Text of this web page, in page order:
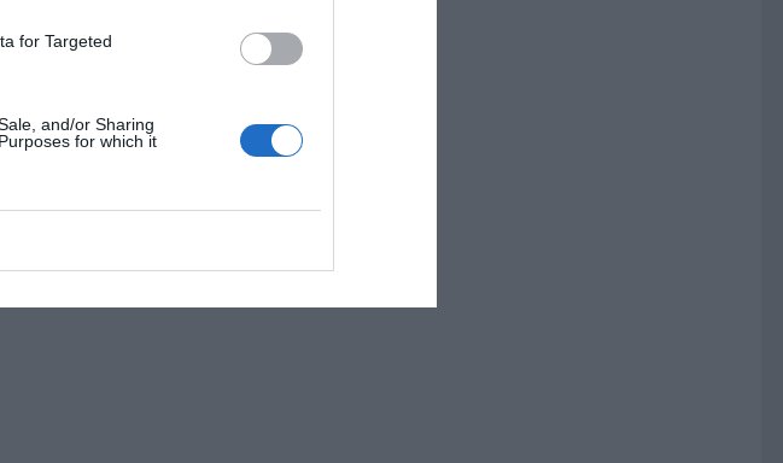
for Targeted
and/or Sharing
for which it